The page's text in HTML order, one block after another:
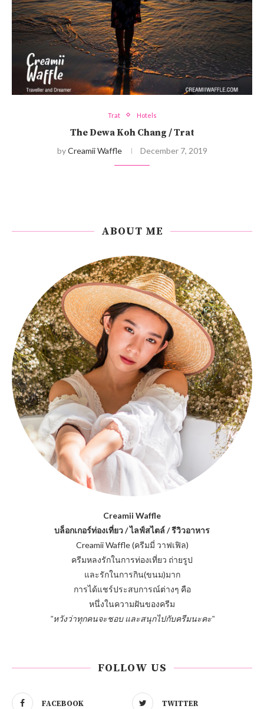
Trat Hotels
The Dewa Koh Chang / Trat
byCreamii Waffle December 7, 2019
ABOUT ME
Creamii Waffle
บล็อกเกอร์ท่องเที่ยว / ไลฟ์สไตล์ / รีวิวอาหาร
Creamii Waffle (ครีมมี่ วาฟเฟิล)
ครีมหลงรักในการท่องเที่ยว ถ่ายรูป
และรักในการกิน(ขนม)มาก
การได้แชร์ประสบการณ์ต่างๆ คือ
หนึ่งในความฝันของครีม
"หวังว่าทุกคนจะชอบ และสนุกไปกับครีมนะคะ"
FOLLOW US
FACEBOOK TWITTER